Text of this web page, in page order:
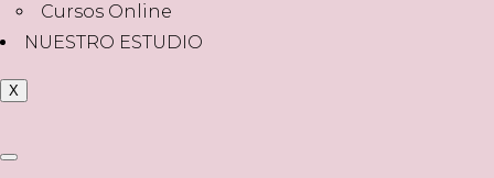
Cursos Online
NUESTRO ESTUDIO
X